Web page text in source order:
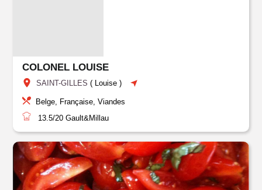
COLONEL LOUISE
SAINT-GILLES ( Louise )
Belge, Française, Viandes
13.5/20 Gault&Millau